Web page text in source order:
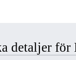
detaljer för